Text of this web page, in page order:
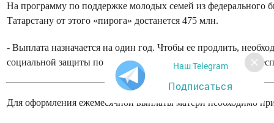
На программу по поддержке молодых семей из федерального
Татарстану от этого «пирога» достанется 475 млн.
- Выплата назначается на один год. Чтобы ее продлить,
социальной защиты по месту жительства, - отметила глава
Для оформления ежемесячной выплаты матери необходимо
Наш Telegram
Подписаться